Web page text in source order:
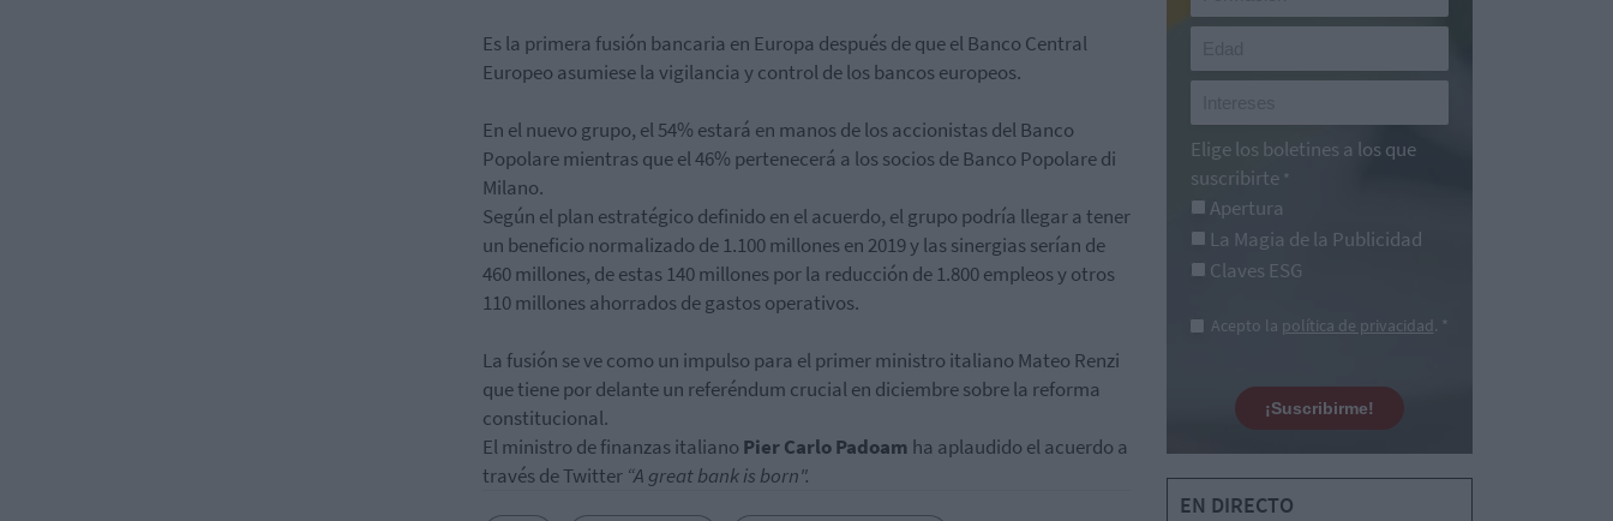
Es la primera fusión bancaria en Europa después de que el Banco Central
Europeo asumiese la vigilancia y control de los bancos europeos.
En el nuevo grupo, el 54% estará en manos de los accionistas del Banco
Popolare mientras que el 46% pertenecerá a los socios de Banco Popolare di
Milano.
Según el plan estratégico definido en el acuerdo, el grupo podría llegar a tener
un beneficio normalizado de 1.100 millones en 2019 y las sinergias serían de
460 millones, de estas 140 millones por la reducción de 1.800 empleos y otros
110 millones ahorrados de gastos operativos.
La fusión se ve como un impulso para el primer ministro italiano Mateo Renzi
que tiene por delante un referéndum crucial en diciembre sobre la reforma
constitucional.
El ministro de finanzas italiano Pier Carlo Padoam ha aplaudido el acuerdo a
través de Twitter “A great bank is born".
Elige los boletines a los que
suscribirte *
Apertura
La Magia de la Publicidad
Claves ESG
Acepto la política de privacidad. *
¡Suscribirme!
EN DIRECTO